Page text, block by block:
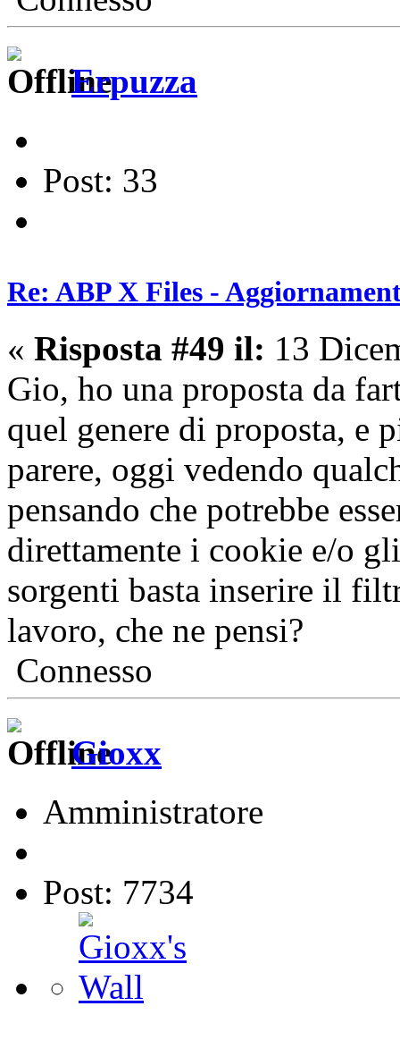
Erpuzza
Post: 33
Re: ABP X Files -
« Risposta #49 il: 13
Gio, ho una proposta da
quel genere di proposta, e
parere, oggi vedendo
pensando che potrebbe
direttamente i cookie e/o
sorgenti basta inserire il
lavoro, che ne pensi?
Connesso
Gioxx
Amministratore
Post: 7734